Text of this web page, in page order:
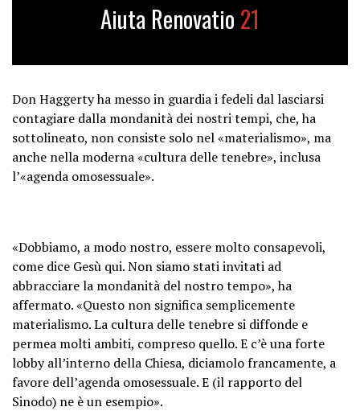
Aiuta Renovatio 21
Don Haggerty ha messo in guardia i fedeli dal lasciarsi
contagiare dalla mondanità dei nostri tempi, che, ha
sottolineato, non consiste solo nel «materialismo», ma
anche nella moderna «cultura delle tenebre», inclusa
l’«agenda omosessuale».
«Dobbiamo, a modo nostro, essere molto consapevoli,
come dice Gesù qui. Non siamo stati invitati ad
abbracciare la mondanità del nostro tempo», ha
affermato. «Questo non significa semplicemente
materialismo. La cultura delle tenebre si diffonde e
permea molti ambiti, compreso quello. E c’è una forte
lobby all’interno della Chiesa, diciamolo francamente, a
favore dell’agenda omosessuale. E (il rapporto del
Sinodo) ne è un esempio».